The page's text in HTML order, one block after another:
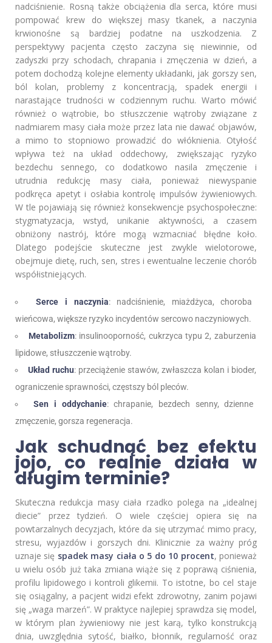
nadciśnienie. Rosną także obciążenia dla serca, które musi
pompować krew do większej masy tkanek, a naczynia
krwionośne są bardziej podatne na uszkodzenia. Z
perspektywy pacjenta często zaczyna się niewinnie, od
zadyszki przy schodach, chrapania i zmęczenia w dzień, a
potem dochodzą kolejne elementy układanki, jak gorszy sen,
ból kolan, problemy z koncentracją, spadek energii i
narastające trudności w codziennym ruchu. Warto mówić
również o wątrobie, bo stłuszczenie wątroby związane z
nadmiarem masy ciała może przez lata nie dawać objawów,
a mimo to stopniowo prowadzić do włóknienia. Otyłość
wpływa też na układ oddechowy, zwiększając ryzyko
bezdechu sennego, co dodatkowo nasila zmęczenie i
utrudnia redukcję masy ciała, ponieważ niewyspanie
podkręca apetyt i osłabia kontrolę impulsów żywieniowych.
W tle pojawiają się również konsekwencje psychospołeczne:
stygmatyzacja, wstyd, unikanie aktywności, a czasem
obniżony nastrój, które mogą wzmacniać błędne koło.
Dlatego podejście skuteczne jest zwykle wielotorowe,
obejmuje dietę, ruch, sen, stres i ewentualne leczenie chorób
współistniejących.
Serce i naczynia: nadciśnienie, miażdżyca, choroba
wieńcowa, większe ryzyko incydentów sercowo naczyniowych.
Metabolizm: insulinooporność, cukrzyca typu 2, zaburzenia
lipidowe, stłuszczenie wątroby.
Układ ruchu: przeciążenie stawów, zwłaszcza kolan i bioder,
ograniczenie sprawności, częstszy ból pleców.
Sen i oddychanie: chrapanie, bezdech senny, dzienne
zmęczenie, gorsza regeneracja.
Jak schudnąć bez efektu
jojo, co realnie działa w
długim terminie?
Skuteczna redukcja masy ciała rzadko polega na „idealnej
diecie” przez tydzień. O wiele częściej opiera się na
powtarzalnych decyzjach, które da się utrzymać mimo pracy,
stresu, wyjazdów i gorszych dni. Klinicznie za ważny próg
uznaje się spadek masy ciała o 5 do 10 procent, ponieważ
u wielu osób już taka zmiana wiąże się z poprawą ciśnienia,
profilu lipidowego i kontroli glikemii. To istotne, bo cel staje
się osiągalny, a pacjent widzi efekt zdrowotny, zanim pojawi
się „waga marzeń”. W praktyce najlepiej sprawdza się model,
w którym plan żywieniowy nie jest karą, tylko konstrukcją
dnia, uwzględnia sytość, białko, błonnik, regularność oraz